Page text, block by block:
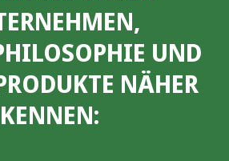
UND
NÄHER
KENNEN: